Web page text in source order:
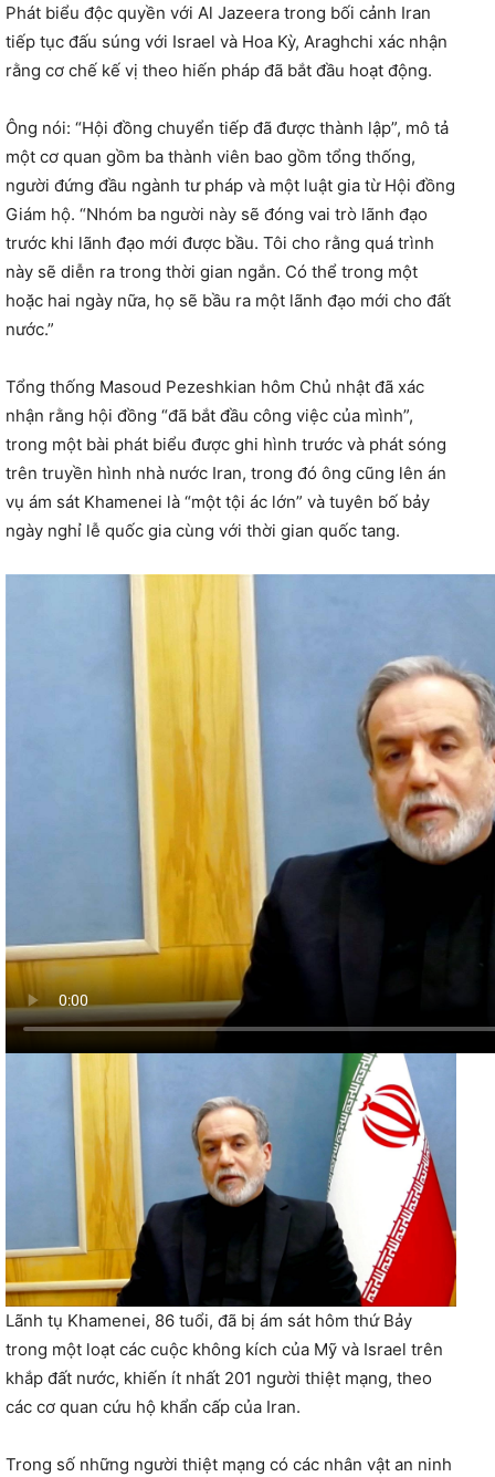
Phát biểu độc quyền với Al Jazeera trong bối cảnh Iran
tiếp tục đấu súng với Israel và Hoa Kỳ, Araghchi xác nhận
rằng cơ chế kế vị theo hiến pháp đã bắt đầu hoạt động.
Ông nói: “Hội đồng chuyển tiếp đã được thành lập”, mô tả
một cơ quan gồm ba thành viên bao gồm tổng thống,
người đứng đầu ngành tư pháp và một luật gia từ Hội đồng
Giám hộ. “Nhóm ba người này sẽ đóng vai trò lãnh đạo
trước khi lãnh đạo mới được bầu. Tôi cho rằng quá trình
này sẽ diễn ra trong thời gian ngắn. Có thể trong một
hoặc hai ngày nữa, họ sẽ bầu ra một lãnh đạo mới cho đất
nước.”
Tổng thống Masoud Pezeshkian hôm Chủ nhật đã xác
nhận rằng hội đồng “đã bắt đầu công việc của mình”,
trong một bài phát biểu được ghi hình trước và phát sóng
trên truyền hình nhà nước Iran, trong đó ông cũng lên án
vụ ám sát Khamenei là “một tội ác lớn” và tuyên bố bảy
ngày nghỉ lễ quốc gia cùng với thời gian quốc tang.
Lãnh tụ Khamenei, 86 tuổi, đã bị ám sát hôm thứ Bảy
trong một loạt các cuộc không kích của Mỹ và Israel trên
khắp đất nước, khiến ít nhất 201 người thiệt mạng, theo
các cơ quan cứu hộ khẩn cấp của Iran.
Trong số những người thiệt mạng có các nhân vật an ninh